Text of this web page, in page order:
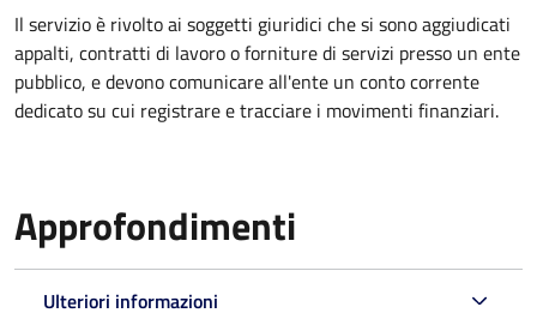
Il servizio è rivolto ai soggetti giuridici che si sono aggiudicati
appalti, contratti di lavoro o forniture di servizi presso un ente
pubblico, e devono comunicare all'ente un conto corrente
dedicato su cui registrare e tracciare i movimenti finanziari.
Approfondimenti
Ulteriori informazioni